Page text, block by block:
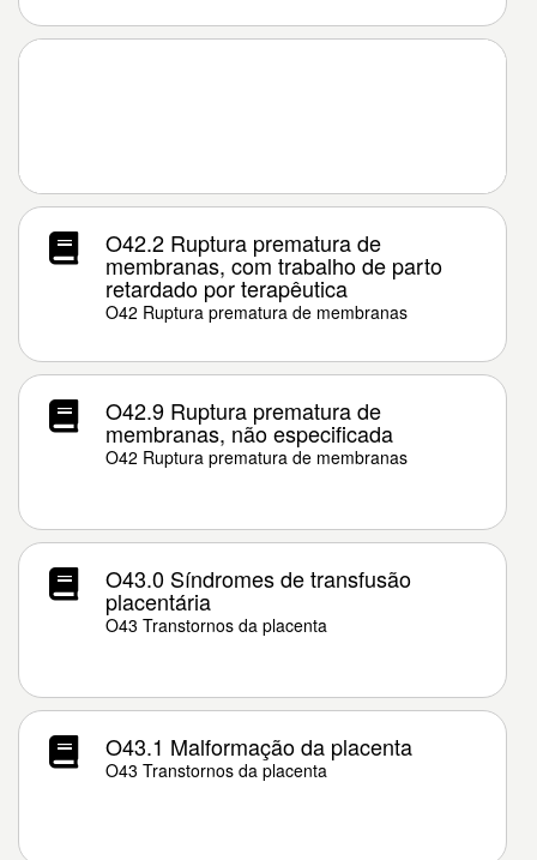
O42.2 Ruptura prematura de
membranas, com trabalho de parto
retardado por terapêutica
O42 Ruptura prematura de membranas
O42.9 Ruptura prematura de
membranas, não especificada
O42 Ruptura prematura de membranas
O43.0 Síndromes de transfusão
placentária
O43 Transtornos da placenta
O43.1 Malformação da placenta
O43 Transtornos da placenta